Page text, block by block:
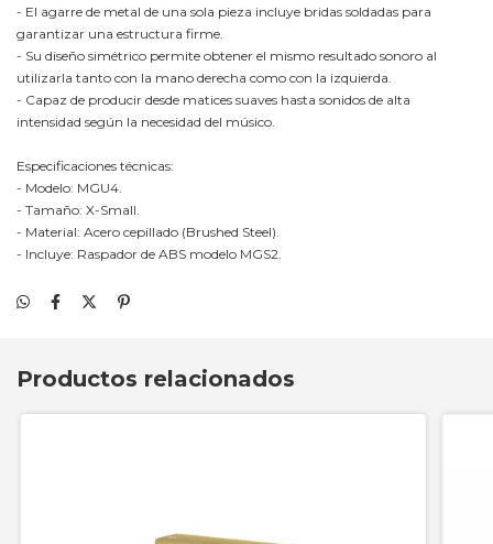
- El agarre de metal de una sola pieza incluye bridas soldadas para
garantizar una estructura firme.
- Su diseño simétrico permite obtener el mismo resultado sonoro al
utilizarla tanto con la mano derecha como con la izquierda.
- Capaz de producir desde matices suaves hasta sonidos de alta
intensidad según la necesidad del músico.
Especificaciones técnicas:
- Modelo: MGU4.
- Tamaño: X-Small.
- Material: Acero cepillado (Brushed Steel).
- Incluye: Raspador de ABS modelo MGS2.
Productos relacionados